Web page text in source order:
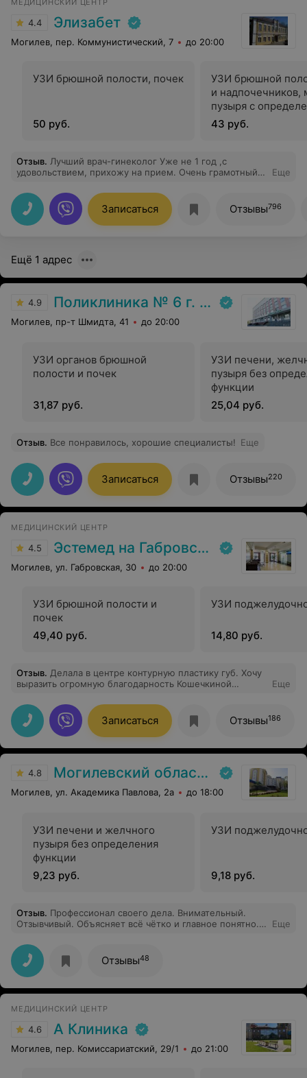
МЕДИЦИНСКИЙ ЦЕНТР
4.4 Элизабет
Могилев, пер. Коммунистический, 7 до 20:00
УЗИ брюшной полости, почек
50 руб.
УЗИ брюшной
и надпочечников,
пузыря с
остаточной мочи
43 руб.
Отзыв. Лучший врач-гинеколог Уже не 1 год ,с
удовольствием, прихожу на прием. Очень грамотный
остановилась на «своем докторе»
Еще
Записаться Отзывы796
Ещё 1 адрес
4.9 Поликлиника № 6 г. Могилева
Могилев, пр-т Шмидта, 41 до 20:00
УЗИ органов брюшной
полости и почек
31,87 руб.
УЗИ печени,
пузыря без
функции
25,04 руб.
Отзыв. Все понравилось, хорошие специалисты! Еще
Записаться Отзывы220
МЕДИЦИНСКИЙ ЦЕНТР
4.5 Эстемед на Габровской
Могилев, ул. Габровская, 30 до 20:00
УЗИ брюшной полости и
почек
49,40 руб.
УЗИ
14,80 руб.
Отзыв. Делала в центре контурную пластику губ. Хочу
выразить огромную благодарность Кошечкиной
Результатом очень довольна. Врач очень аккуратная и
приятная женщина, дала мне дальнейшие
рекомендации, так что думаю, что я еще вернусь.
Еще
Записаться Отзывы186
4.8 Могилевский областной онкологический диспансер
Могилев, ул. Академика Павлова, 2а до 18:00
УЗИ печени и желчного
пузыря без определения
функции
9,23 руб.
УЗИ
9,18 руб.
Отзыв. Профессионал своего дела. Внимательный.
Отзывчивый. Объясняет всё чётко и главное понятно.
огромное, Владимир Сергеевич, за вашу
человечность!!! Рекомендую!!!
Еще
Отзывы48
МЕДИЦИНСКИЙ ЦЕНТР
4.6 А Клиника
Могилев, пер. Комиссариатский, 29/1 до 21:00